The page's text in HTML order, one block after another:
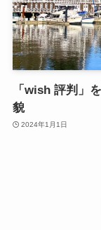
「wish 評判」
貌
2024年1月1日